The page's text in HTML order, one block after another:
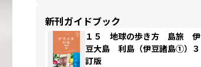
新刊ガイドブック
１５ 地球の歩き方 島旅 伊
豆大島 利島（伊豆諸島①）３
訂版